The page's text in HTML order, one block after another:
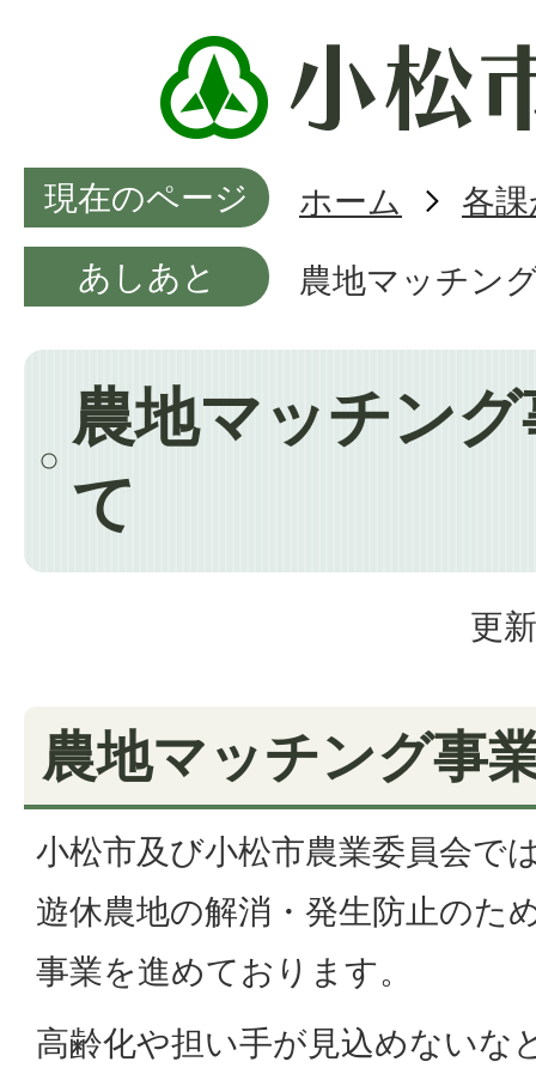
現在のページ ホーム
各
あしあと
農地マッチン
農地マッチン
て
更
農地マッチング事
小松市及び小松市農業委員会で
遊休農地の解消・発生防止のた
事業を進めております。
高齢化や担い手が見込めないな